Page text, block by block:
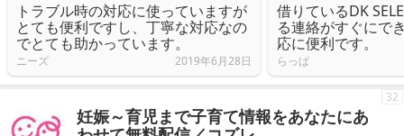
トラブル時の対応に使っていますが
とても便利ですし、丁寧な対応なの
でとても助かっています。
ニーズ 2019年6月28日
借りているDK
る連絡がすぐにで
応に便利です。
らっば
妊娠～育児まで子育て情報をあなたにあ
32